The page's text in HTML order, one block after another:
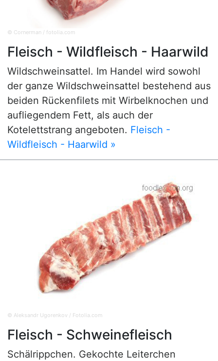
© Cornerman / fotolia.com
Fleisch - Wildfleisch - Haarwild
Wildschweinsattel. Im Handel wird sowohl
der ganze Wildschweinsattel bestehend aus
beiden Rückenfilets mit Wirbelknochen und
aufliegendem Fett, als auch der
Kotelettstrang angeboten. Fleisch -
Wildfleisch - Haarwild »
© Aleksandr Ugorenkov / Fotolia.com
Fleisch - Schweinefleisch
Schälrippchen. Gekochte Leiterchen